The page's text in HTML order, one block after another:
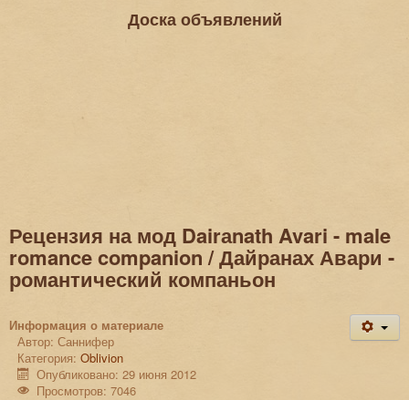
Доска объявлений
Рецензия на мод Dairаnath Avari - male
romance companion / Дайранах Авари -
романтический компаньон
Информация о материале
Автор: Саннифер
Категория: Oblivion
Опубликовано: 29 июня 2012
Просмотров: 7046